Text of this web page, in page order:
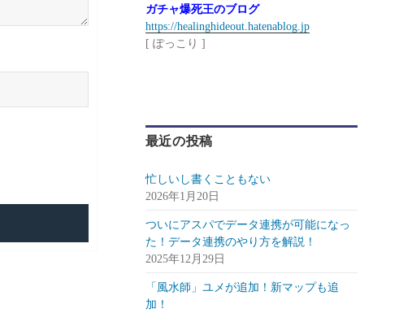
ガチャ爆死王のブログ
https://healinghideout.hatenablog.jp
[ ぽっこり ]
最近の投稿
忙しいし書くこともない
2026年1月20日
ついにアスパでデータ連携が可能になっ
た！データ連携のやり方を解説！
2025年12月29日
「風水師」ユメが追加！新マップも追
加！